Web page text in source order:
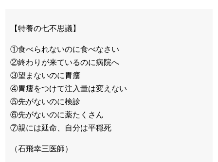
【特養の七不思議】
①食べられないのに食べなさい
②終わりが来ているのに病院へ
③望まないのに胃瘻
④胃瘻をつけて注入量は変えない
⑤先がないのに検診
⑥先がないのに薬たくさん
⑦親には延命、自分は平穏死
（石飛幸三医師）